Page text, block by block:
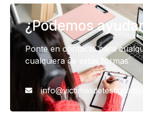
¿Podemos
Ponte en contacto para
cualquiera de estas formas